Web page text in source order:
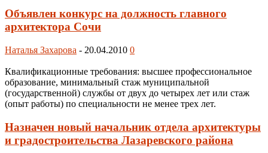
Объявлен конкурс на должность главного
архитектора Сочи
Наталья Захарова - 20.04.2010 0
Квалификационные требования: высшее профессиональное
образование, минимальный стаж муниципальной
(государственной) службы от двух до четырех лет или стаж
(опыт работы) по специальности не менее трех лет.
Назначен новый начальник отдела архитектуры
и градостроительства Лазаревского района